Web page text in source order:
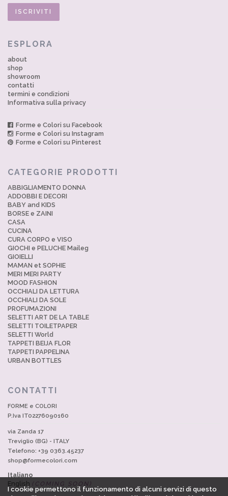
ESPLORA
about
shop
showroom
contatti
termini e condizioni
Informativa sulla privacy
Forme e Colori su Facebook
Forme e Colori su Instagram
Forme e Colori su Pinterest
CATEGORIE PRODOTTI
ABBIGLIAMENTO DONNA
ADDOBBI E DECORI
BABY and KIDS
BORSE e ZAINI
CASA
CUCINA
CURA CORPO e VISO
GIOCHI e PELUCHE Maileg
GIOIELLI
MAMAN et SOPHIE
MERI MERI PARTY
MOOD FASHION
OCCHIALI DA LETTURA
OCCHIALI DA SOLE
PROFUMAZIONI
SELETTI ART DE LA TABLE
SELETTI TOILETPAPER
SELETTI World
TAPPETI BEIJA FLOR
TAPPETI PAPPELINA
URBAN BOTTLES
CONTATTI
FORME e COLORI
P.Iva IT02276090160
via Zanda 17
Treviglio (BG) - ITALY
Telefono: +39 0363.45237
shop@formecolori.com
Italiano
English (COMING SOON)
I cookie permettono il funzionamento di alcuni servizi di questo